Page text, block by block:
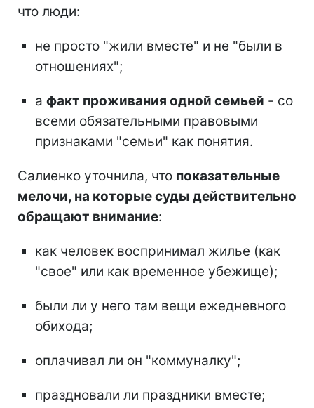
что люди:
не просто "жили вместе" и не "были в
отношениях";
а факт проживания одной семьей - со
всеми обязательными правовыми
признаками "семьи" как понятия.
Салиенко уточнила, что показательные
мелочи, на которые суды действительно
обращают внимание:
как человек воспринимал жилье (как
"свое" или как временное убежище);
были ли у него там вещи ежедневного
обихода;
оплачивал ли он "коммуналку";
праздновали ли праздники вместе;